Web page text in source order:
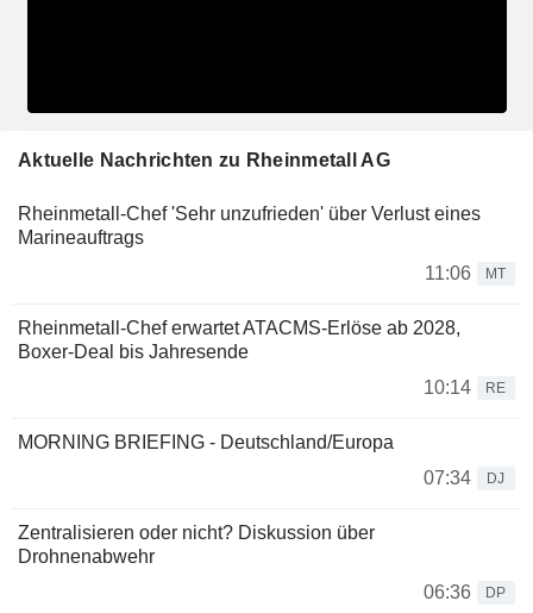
Aktuelle Nachrichten zu Rheinmetall AG
Rheinmetall-Chef 'Sehr unzufrieden' über Verlust eines
Marineauftrags
11:06
MT
Rheinmetall-Chef erwartet ATACMS-Erlöse ab 2028,
Boxer-Deal bis Jahresende
10:14
RE
MORNING BRIEFING - Deutschland/Europa
07:34
DJ
Zentralisieren oder nicht? Diskussion über
Drohnenabwehr
06:36
DP